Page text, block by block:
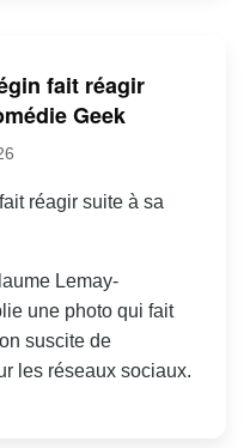
fait réagir
Geek
réagir suite à sa
Lemay-
une photo qui fait
suscite de
les réseaux sociaux.